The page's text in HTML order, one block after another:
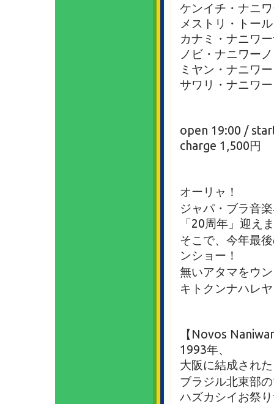
ケンイチ・ナニ
メストリ・トー
カナミ・ナニワ
ノビ・ナニワー
ミヤン・ナニワ
サワリ・ナニワ
open 19:00 /
charge 1,500円
オーリャ！
ジャパ・ブラ音
「20周年」迎え
そこで、今年最
ンショー！
無いアタマをウ
キトクンナハレ
【Novos
1993年、
大阪に結成され
ブラジル北東部
ハズカシイお祭